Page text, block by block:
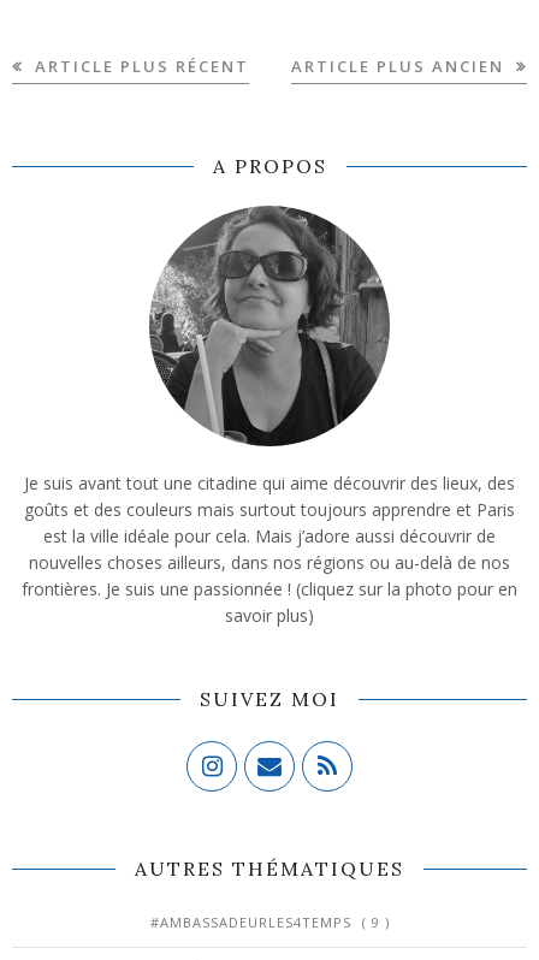
ARTICLE PLUS RÉCENT ARTICLE PLUS ANCIEN
A PROPOS
Je suis avant tout une citadine qui aime découvrir des lieux, des
goûts et des couleurs mais surtout toujours apprendre et Paris
est la ville idéale pour cela. Mais j’adore aussi découvrir de
nouvelles choses ailleurs, dans nos régions ou au-delà de nos
frontières. Je suis une passionnée ! (cliquez sur la photo pour en
savoir plus)
SUIVEZ MOI
AUTRES THÉMATIQUES
#AMBASSADEURLES4TEMPS ( 9 )